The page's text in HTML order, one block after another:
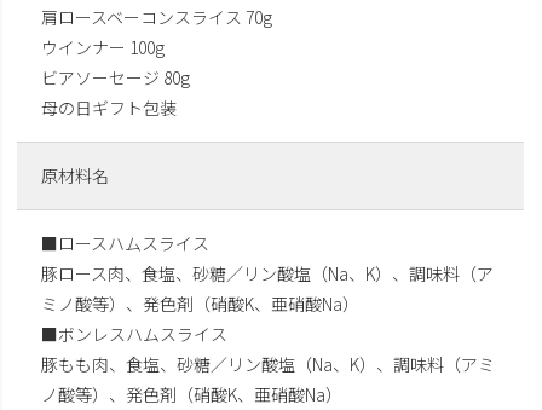
肩ロースベーコンスライス 70g
ウインナー 100g
ビアソーセージ 80g
母の日ギフト包装
原材料名
■ロースハムスライス
豚ロース肉、食塩、砂糖／リン酸塩（Na、K）、調味料（ア
ミノ酸等）、発色剤（硝酸K、亜硝酸Na）
■ボンレスハムスライス
豚もも肉、食塩、砂糖／リン酸塩（Na、K）、調味料（アミ
ノ酸等）、発色剤（硝酸K、亜硝酸Na）